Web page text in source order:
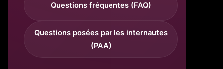
Questions fréquentes (FAQ)
Questions posées par les internautes
(PAA)